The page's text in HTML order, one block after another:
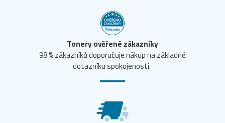
Tonery ověřené zákazníky
98 % zákazníků doporučuje nákup na základně
dotazníku spokojenosti.